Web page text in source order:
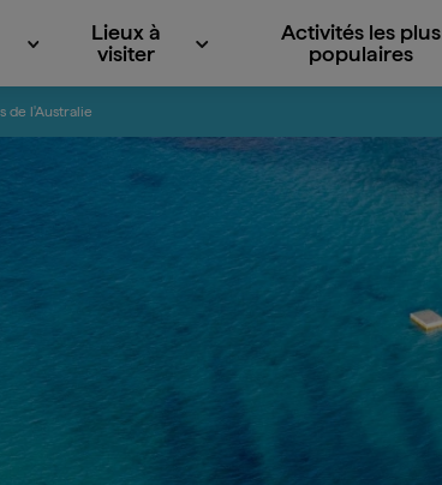
Lieux à
visiter
Activités les plus
populaires
de l'Australie